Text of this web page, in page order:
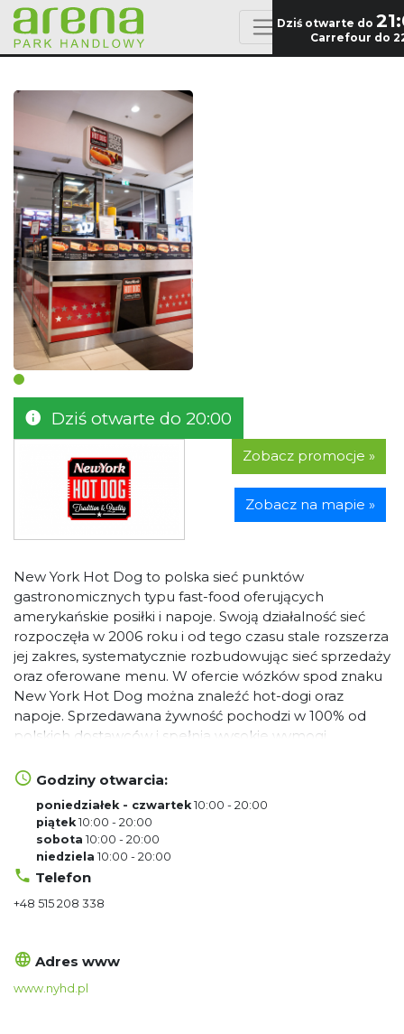
Dziś otwarte do
Carrefour do
Dziś otwarte do 20:00
Zobacz promocje »
Zobacz na mapie »
New York Hot Dog to polska sieć punktów
gastronomicznych typu fast-food oferujących
amerykańskie posiłki i napoje. Swoją działalność sieć
rozpoczęła w 2006 roku i od tego czasu stale rozszerza
jej zakres, systematycznie rozbudowując sieć sprzedaży
oraz oferowane menu. W ofercie wózków spod znaku
New York Hot Dog można znaleźć hot-dogi oraz
napoje. Sprzedawana żywność pochodzi w 100% od
polskich dostawców i spełnia wysokie wymogi
Tradition and Quality.
Godziny otwarcia:
poniedziałek - czwartek 10:00 - 20:00
piątek 10:00 - 20:00
sobota 10:00 - 20:00
niedziela 10:00 - 20:00
Telefon
+48 515 208 338
Adres www
www.nyhd.pl